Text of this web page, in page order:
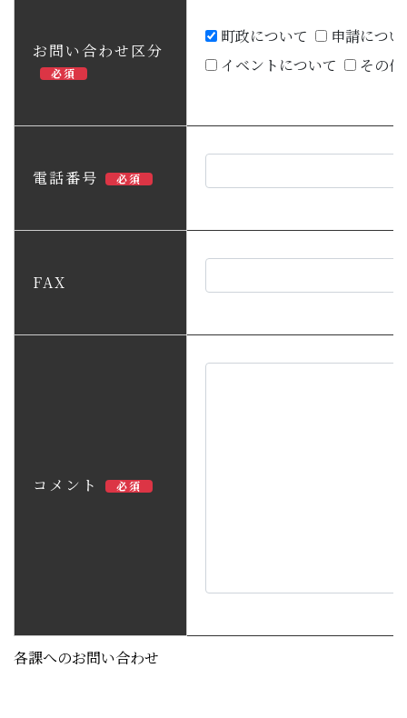
各課へのお問い合わせ
お問い合わせ区分
必須
町政について
申請につ
イベントについて
その他
電話番号 必須
FAX
コメント 必須